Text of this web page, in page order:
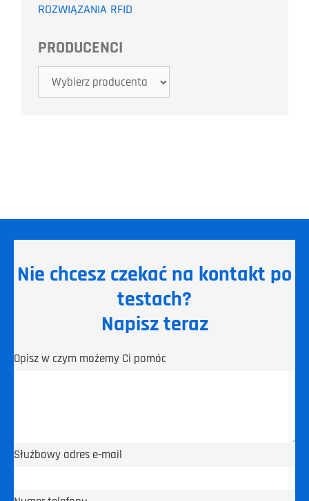
ROZWIĄZANIA RFID
PRODUCENCI
Nie chcesz czekać na kontakt po
testach?
Napisz teraz
Opisz w czym możemy Ci pomóc
Służbowy adres e-mail